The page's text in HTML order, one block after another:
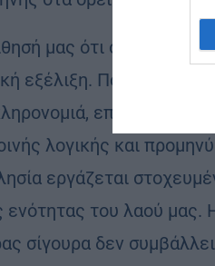
μας ότι όταν κάτι
εξέλιξη. Πολύ
επιχειρείται
λογικής και
εργάζεται
ενότητας του λαού
σίγουρα δεν